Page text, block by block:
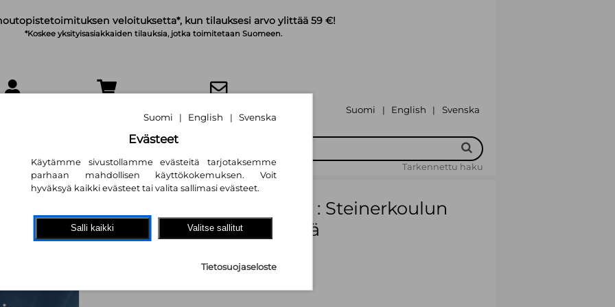
veloituksetta*, kun tilauksesi arvo ylittää 59 €!
*Koskee yksityisasiakkaiden tilauksia, jotka toimitetaan Suomeen.
Suomi | English | Svenska
Tarkennettu haku
Opettamisen taito : Steinerkoulun
opetusmenetelmiä
25,60 €
Suomi | English | Svenska
Evästeet
Käytämme sivustollamme evästeitä tarjotaksemme
parhaan mahdollisen käyttökokemuksen. Voit
hyväksyä kaikki evästeet tai valita sallimasi evästeet.
Salli kaikki Valitse sallitut
Tietosuojaseloste